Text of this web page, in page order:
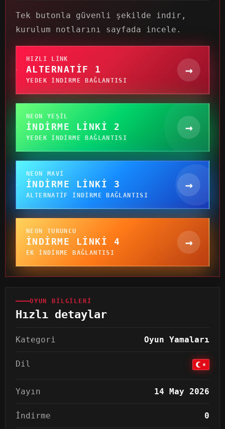
Tek butonla güvenli şekilde indir,
kurulum notlarını sayfada incele.
HIZLI LINK
ALTERNATIF 1
YEDEK INDIRME BAĞLANTISI
→
NEON YEŞIL
İNDIRME LINKI 2
YEDEK INDIRME BAĞLANTISI
→
NEON MAVI
İNDIRME LINKI 3
ALTERNATIF INDIRME BAĞLANTISI
→
NEON TURUNCU
İNDIRME LINKI 4
EK INDIRME BAĞLANTISI
→
OYUN BILGILERI
Hızlı detaylar
Kategori Oyun Yamaları
Dil
Yayın 14 May 2026
İndirme 0